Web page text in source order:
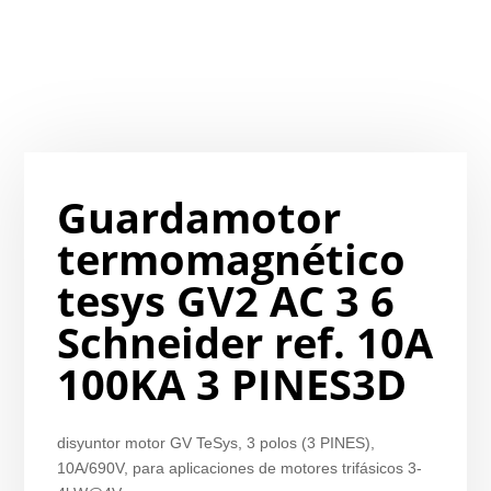
Guardamotor
termomagnético
tesys GV2 AC 3 6
Schneider ref. 10A
100KA 3 PINES3D
disyuntor motor GV TeSys, 3 polos (3 PINES),
10A/690V, para aplicaciones de motores trifásicos 3-